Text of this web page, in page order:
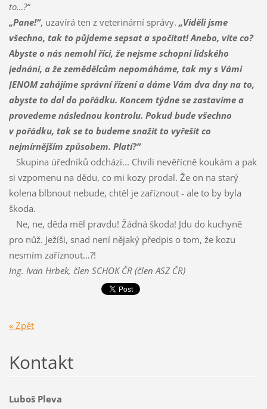
to…?“
„Pane!“, uzavírá ten z veterinární správy. „Viděli jsme
všechno, tak to půjdeme sepsat a spočítat! Anebo, víte co?
Abyste o nás nemohl říci, že nejsme schopni lidského
jednání, a že zemědělcům nepomáháme, tak my s Vámi
JENOM zahájíme správní řízení a dáme Vám dva dny na to,
abyste to dal do pořádku. Koncem týdne se zastavíme a
provedeme následnou kontrolu. Pokud bude všechno
v pořádku, tak se to budeme snažit to vyřešit co
nejmírnějším způsobem. Platí?“
Skupina úředníků odchází... Chvíli nevěřícně koukám a pak
si vzpomenu na dědu, co mi kozy prodal. Že on na starý
kolena blbnout nebude, chtěl je zaříznout - ale to by byla
škoda.
Ne, ne, děda měl pravdu! Žádná škoda! Jdu do kuchyně
pro nůž. Ježíši, snad není nějaký předpis o tom, že kozu
nesmím zaříznout…?!
Ing. Ivan Hrbek, člen SCHOK ČR (člen ASZ ČR)
« Zpět
Kontakt
Luboš Pleva